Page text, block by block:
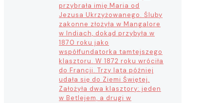
przybrała imię Maria od
Jezusa Ukrzyżowanego. Śluby
zakonne złożyła w Mangalore
w Indiach, dokąd przybyła w
1870 roku jako
współfundatorka tamtejszego
klasztoru. W 1872 roku wróciła
do Francji. Trzy lata później
udała się do Ziemi Świętej.
Założyła dwa klasztory: jeden
w Betlejem, a drugi w